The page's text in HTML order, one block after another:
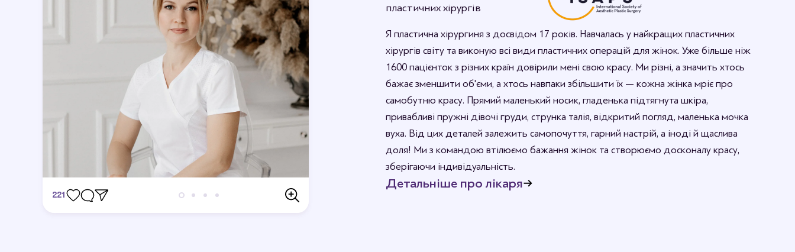
пластичних хірургів
Я пластична хірургиня з досвідом 17 років. Навчалась у найкращих пластичних
хірургів світу та виконую всі види пластичних операцій для жінок. Уже більше ніж
1600 пацієнток з різних країн довірили мені свою красу. Ми різні, а значить хтось
бажає зменшити об'єми, а хтось навпаки збільшити їх — кожна жінка мріє про
самобутню красу. Прямий маленький носик, гладенька підтягнута шкіра,
привабливі пружні дівочі груди, струнка талія, відкритий погляд, маленька мочка
вуха. Від цих деталей залежить самопочуття, гарний настрій, а іноді й щаслива
доля! Ми з командою втілюємо бажання жінок та створюємо досконалу красу,
зберігаючи індивідуальність.
Детальніше про лікаря
221